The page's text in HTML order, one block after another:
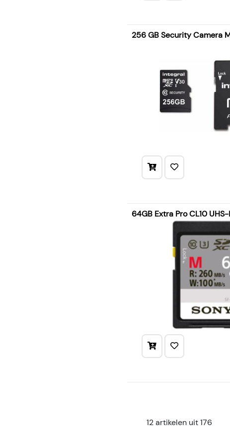
256 GB Security Camera
64GB Extra Pro CL10
12 artikelen uit 176